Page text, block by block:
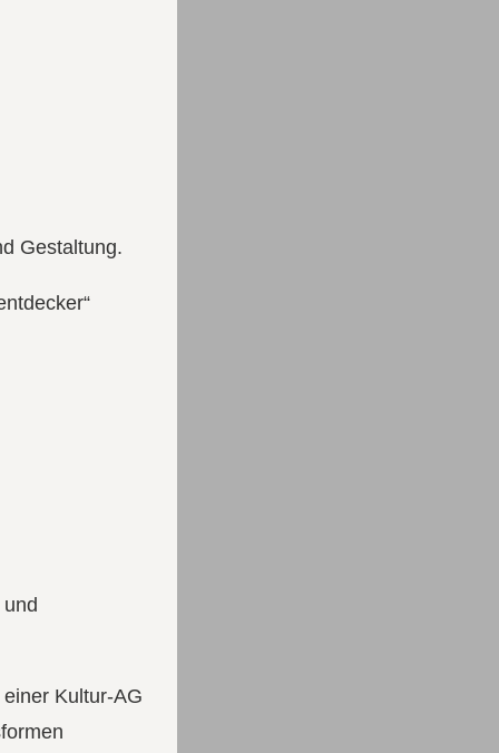
Gestaltung.
Kultur-AG